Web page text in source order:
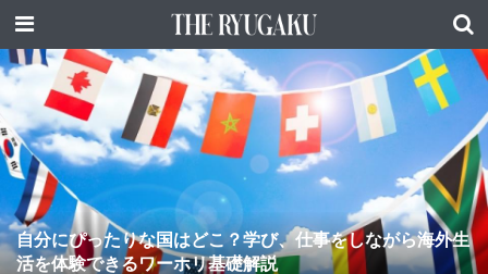
自分にぴったりな国はどこ？学び、仕事をしながら海外生
活を体験できるワーホリ基礎解説